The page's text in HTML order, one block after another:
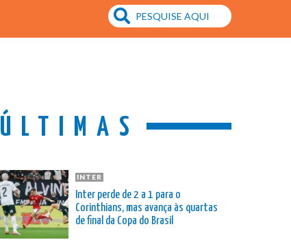
ÚLTIMAS
INTER
Inter perde de 2 a 1 para o
Corinthians, mas avança às quartas
de final da Copa do Brasil